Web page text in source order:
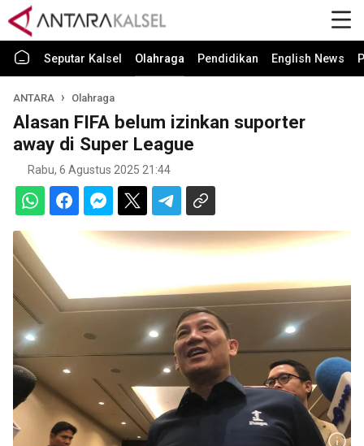
Seputar Kalsel Olahraga Pendidikan English News
ANTARA Olahraga
Alasan FIFA belum izinkan suporter
away di Super League
Rabu, 6 Agustus 2025 21:44